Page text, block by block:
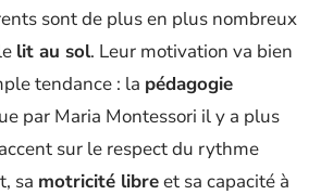
sont de plus en plus nombreux
lit au sol. Leur motivation va bien
tendance : la pédagogie
par Maria Montessori il y a plus
sur le respect du rythme
sa motricité libreet sa capacité à